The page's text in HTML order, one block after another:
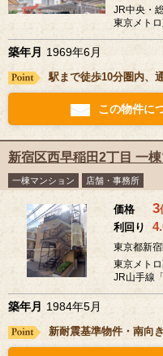
JR中央・
東京メト
築年月 1969年6月
駅まで徒歩10分圏内、
この物件に
新宿区西早稲田2丁目 一
一棟マンション 店舗・事務所
価格 3
利回り
東京都新
東京メト
JR山手線
築年月 1984年5月
新耐震基準物件・南向